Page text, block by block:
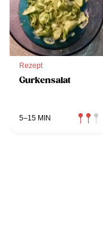
Rezept
Gurkensalat
5–15 MIN